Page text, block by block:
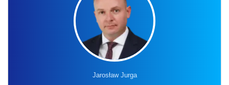
Jarosław Jurga